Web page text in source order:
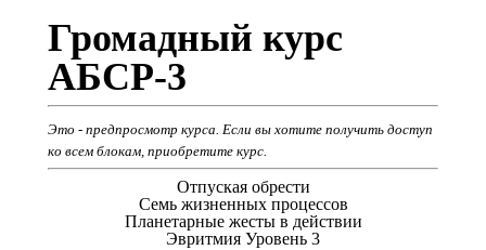
Громадный курс
АБСР-3
Это - предпросмотр курса. Если вы хотите получить доступ
ко всем блокам, приобретите курс.
Отпуская обрести
Семь жизненных процессов
Планетарные жесты в действии
Эвритмия Уровень 3